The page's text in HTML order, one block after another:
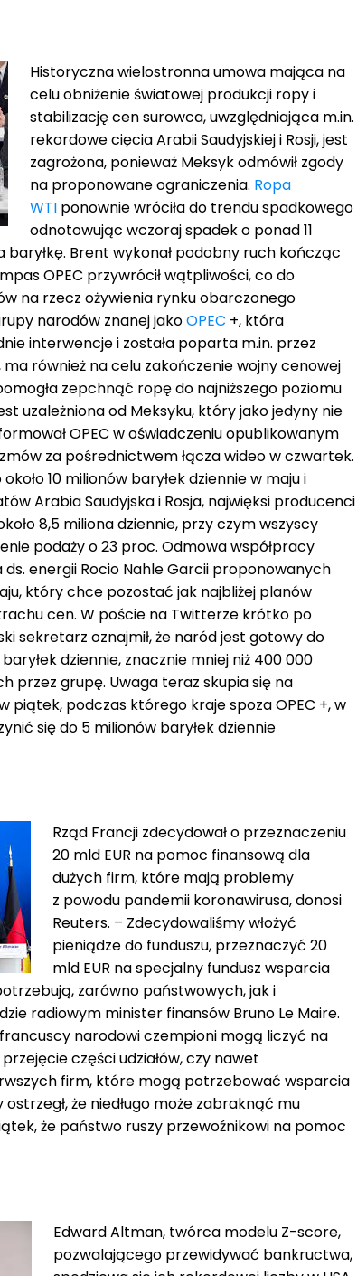
Historyczna wielostronna umowa mająca na
celu obniżenie światowej produkcji ropy i
stabilizację cen surowca, uwzględniająca m.in.
rekordowe cięcia Arabii Saudyjskiej i Rosji, jest
zagrożona, ponieważ Meksyk odmówił zgody
na proponowane ograniczenia. Ropa
WTI ponownie wróciła do trendu spadkowego
odnotowując wczoraj spadek o ponad 11
Brent wykonał podobny ruch kończąc
OPEC przywrócił wątpliwości, co do
na rzecz ożywienia rynku obarczonego
narodów znanej jakoOPEC +, która
interwencje i została poparta m.in. przez
również na celu zakończenie wojny cenowej
zepchnąć ropę do najniższego poziomu
uzależniona od Meksyku, który jako jedyny nie
OPEC w oświadczeniu opublikowanym
za pośrednictwem łącza wideo w czwartek.
10 milionów baryłek dziennie w maju i
Arabia Saudyjska i Rosja, najwięksi producenci
8,5 miliona dziennie, przy czym wszyscy
podaży o 23 proc. Odmowa współpracy
energii Rocio Nahle Garcii proponowanych
który chce pozostać jak najbliżej planów
cen. W poście na Twitterze krótko po
sekretarz oznajmił, że ​​naród jest gotowy do
dziennie, znacznie mniej niż 400 000
przez grupę. Uwaga teraz skupia się na
piątek, podczas którego kraje spoza OPEC +, w
się do 5 milionów baryłek dziennie
Rząd Francji zdecydował o przeznaczeniu
20 mld EUR na pomoc finansową dla
dużych firm, które mają problemy
z powodu pandemii koronawirusa, donosi
Reuters. – Zdecydowaliśmy włożyć
pieniądze do funduszu, przeznaczyć 20
mld EUR na specjalny fundusz wsparcia
zarówno państwowych, jak i
radiowym minister finansów Bruno Le Maire.
francuscy narodowi czempioni mogą liczyć na
części udziałów, czy nawet
firm, które mogą potrzebować wsparcia
że niedługo może zabraknąć mu
że państwo ruszy przewoźnikowi na pomoc
Edward Altman, twórca modelu Z-score,
pozwalającego przewidywać bankructwa,